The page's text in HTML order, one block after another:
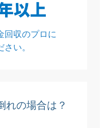
回収のプロに
い。
れの場合は？